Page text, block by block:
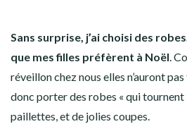
Sans surprise, j’ai choisi des
que mes filles préfèrent à Noël .
réveillon chez nous elles n’auront
donc porter des robes « qui tournent
paillettes, et de jolies coupes.